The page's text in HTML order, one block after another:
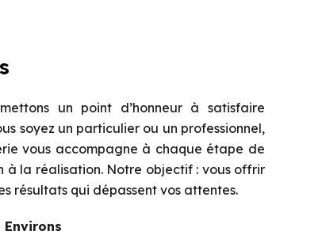
un point d’honneur à satisfaire
soyez un particulier ou un professionnel,
vous accompagne à chaque étape de
à la réalisation. Notre objectif : vous offrir
résultats qui dépassent vos attentes.